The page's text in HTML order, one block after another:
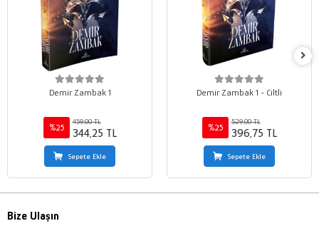
Demir Zambak 1
%25
459,00 TL
344,25 TL
Sepete Ekle
Demir Zambak 1 - Ciltli
%25
529,00 TL
396,75 TL
Sepete Ekle
Bize Ulaşın